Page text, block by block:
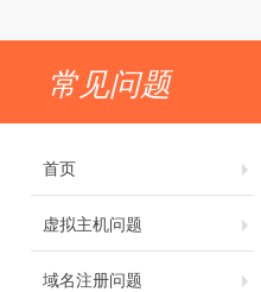
常见问题
首页
虚拟主机问题
域名注册问题